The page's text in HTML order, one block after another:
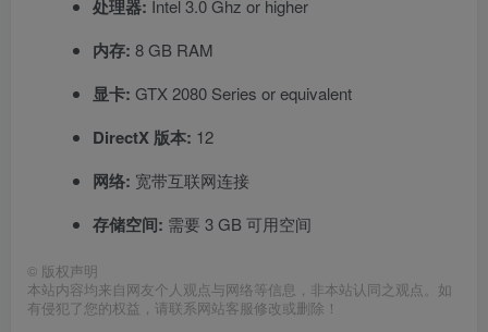
处理器: Intel 3.0 Ghz or higher
内存: 8 GB RAM
显卡: GTX 2080 Series or equivalent
DirectX 版本: 12
网络: 宽带互联网连接
存储空间: 需要 3 GB 可用空间
© 版权声明
本站内容均来自网友个人观点与网络等信息，非本站认同之观点。如
有侵犯了您的权益，请联系网站客服修改或删除！